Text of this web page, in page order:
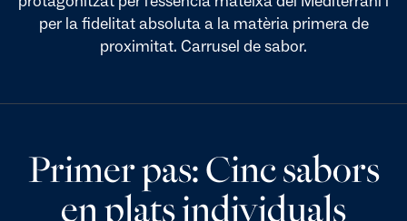
per la fidelitat absoluta a la matèria primera de
proximitat. Carrusel de sabor.
Primer pas: Cinc sabors
en plats individuals